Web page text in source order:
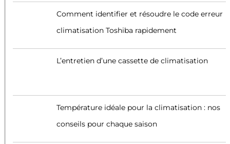
Comment identifier et résoudre le code erreur
climatisation Toshiba rapidement
L’entretien d’une cassette de climatisation
Température idéale pour la climatisation : nos
conseils pour chaque saison